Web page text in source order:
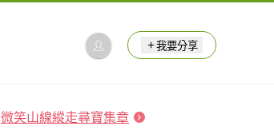
我要分享
微笑山線縱走尋寶集章